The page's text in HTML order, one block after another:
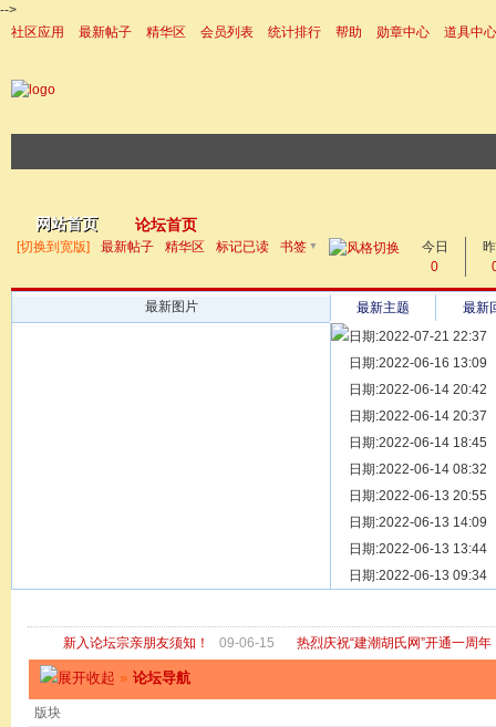
-->
社区应用
最新帖子 精华区 会员列表 统计排行 帮助 勋章中心
道具中心
网站首页 论坛首页
帖子
[切换到宽版] 最新帖子 精华区 标记已读 书签 ▼
今日
0
最新图片 最新主题
最新
日期:2022-07-21 22:37
[ 宗亲新闻 ] 同为宗亲，
日期:2022-06-16 13:09
[ 族谱知识 ] 漫话辈份
日期:2022-06-14 20:42
[ 族谱知识 ] 修族谱的用
日期:2022-06-14 20:37
[ 族谱知识 ] 一元等于多
日期:2022-06-14 18:45
[ 散文随笔 ] 写给远在天
日期:2022-06-14 08:32
[ 宗亲新闻 ] 关于“金鸡落
日期:2022-06-13 20:55
[ 庙堂宗祠 ] 洽礼祖祠
日期:2022-06-13 14:09
[ 庙堂宗祠 ] 京华胡氏二
日期:2022-06-13 13:44
[ 庙堂宗祠 ] 祖祠、家庙
日期:2022-06-13 09:34
新入论坛宗亲朋友须知！ 09-06-15 热烈庆祝“建潮胡氏网”开通一周年
» 论坛导航
版块